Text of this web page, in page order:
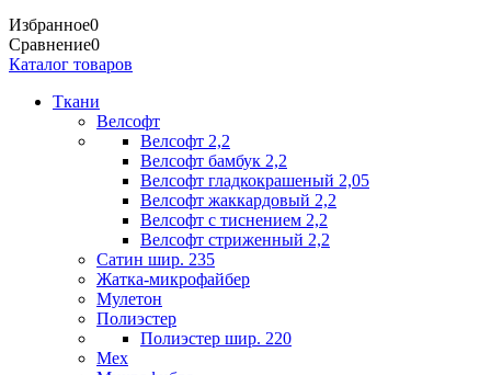
Избранное0
Сравнение0
Каталог товаров
Ткани
Велсофт
Велсофт 2,2
Велсофт бамбук 2,2
Велсофт гладкокрашеный 2,05
Велсофт жаккардовый 2,2
Велсофт с тиснением 2,2
Велсофт стриженный 2,2
Сатин шир. 235
Жатка-микрофайбер
Мулетон
Полиэстер
Полиэстер шир. 220
Мех